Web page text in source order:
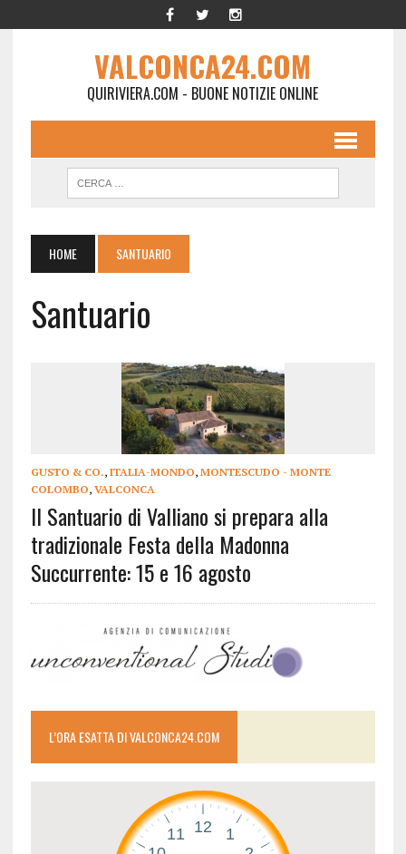
VALCONCA24.COM
QUIRIVIERA.COM - BUONE NOTIZIE ONLINE
HOME SANTUARIO
Santuario
GUSTO & CO., ITALIA-MONDO, MONTESCUDO - MONTE
COLOMBO, VALCONCA
Il Santuario di Valliano si prepara alla
tradizionale Festa della Madonna
Succurrente: 15 e 16 agosto
L’ORA ESATTA DI VALCONCA24.COM